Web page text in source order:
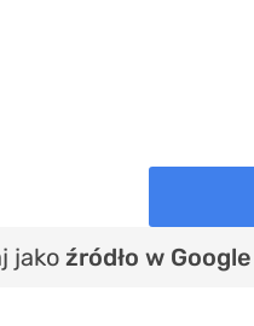
jako źródło w Google